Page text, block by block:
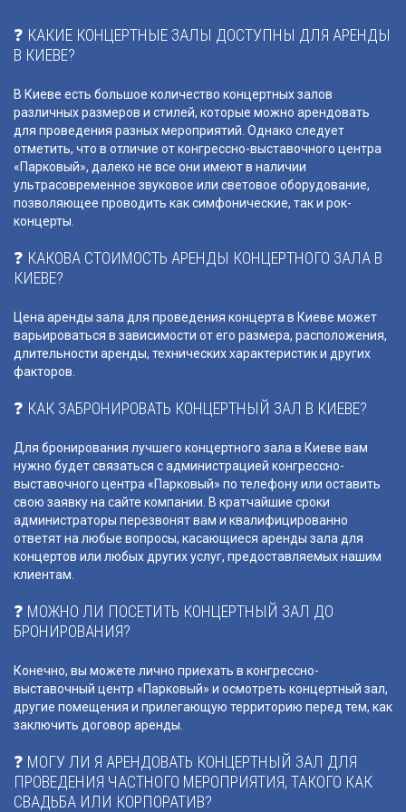
❓ КАКИЕ КОНЦЕРТНЫЕ ЗАЛЫ ДОСТУПНЫ ДЛЯ АРЕНДЫ
В КИЕВЕ?
В Киеве есть большое количество концертных залов
различных размеров и стилей, которые можно арендовать
для проведения разных мероприятий. Однако следует
отметить, что в отличие от конгрессно-выставочного центра
«Парковый», далеко не все они имеют в наличии
ультрасовременное звуковое или световое оборудование,
позволяющее проводить как симфонические, так и рок-
концерты.
❓ КАКОВА СТОИМОСТЬ АРЕНДЫ КОНЦЕРТНОГО ЗАЛА В
КИЕВЕ?
Цена аренды зала для проведения концерта в Киеве может
варьироваться в зависимости от его размера, расположения,
длительности аренды, технических характеристик и других
факторов.
❓ КАК ЗАБРОНИРОВАТЬ КОНЦЕРТНЫЙ ЗАЛ В КИЕВЕ?
Для бронирования лучшего концертного зала в Киеве вам
нужно будет связаться с администрацией конгрессно-
выставочного центра «Парковый» по телефону или оставить
свою заявку на сайте компании. В кратчайшие сроки
администраторы перезвонят вам и квалифицированно
ответят на любые вопросы, касающиеся аренды зала для
концертов или любых других услуг, предоставляемых нашим
клиентам.
❓ МОЖНО ЛИ ПОСЕТИТЬ КОНЦЕРТНЫЙ ЗАЛ ДО
БРОНИРОВАНИЯ?
Конечно, вы можете лично приехать в конгрессно-
выставочный центр «Парковый» и осмотреть концертный зал,
другие помещения и прилегающую территорию перед тем, как
заключить договор аренды.
❓ МОГУ ЛИ Я АРЕНДОВАТЬ КОНЦЕРТНЫЙ ЗАЛ ДЛЯ
ПРОВЕДЕНИЯ ЧАСТНОГО МЕРОПРИЯТИЯ, ТАКОГО КАК
СВАДЬБА ИЛИ КОРПОРАТИВ?